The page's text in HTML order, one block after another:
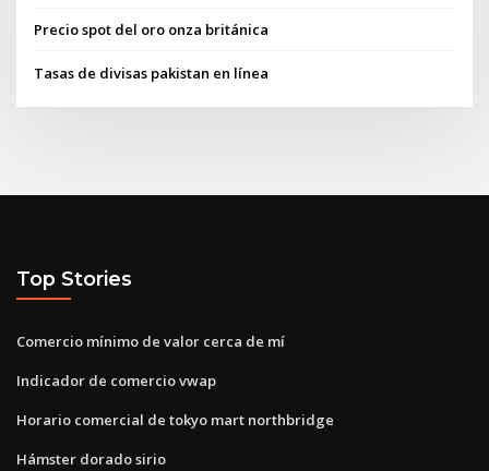
Precio spot del oro onza británica
Tasas de divisas pakistan en línea
Top Stories
Comercio mínimo de valor cerca de mí
Indicador de comercio vwap
Horario comercial de tokyo mart northbridge
Hámster dorado sirio